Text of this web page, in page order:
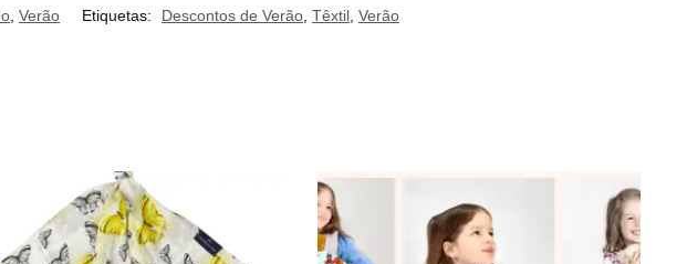
Verão Etiquetas: Descontos de Verão Têxtil Verão